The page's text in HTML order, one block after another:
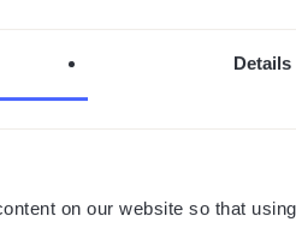
Details
on our website so that